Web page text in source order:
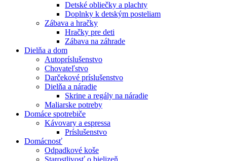
Detské obliečky a plachty
Doplnky k detským posteliam
Zábava a hračky
Hračky pre deti
Zábava na záhrade
Dielňa a dom
Autopríslušenstvo
Chovateľstvo
Darčekové príslušenstvo
Dielňa a náradie
Skrine a regály na náradie
Maliarske potreby
Domáce spotrebiče
Kávovary a espressa
Príslušenstvo
Domácnosť
Odpadkové koše
Starostlivosť o bielizeň